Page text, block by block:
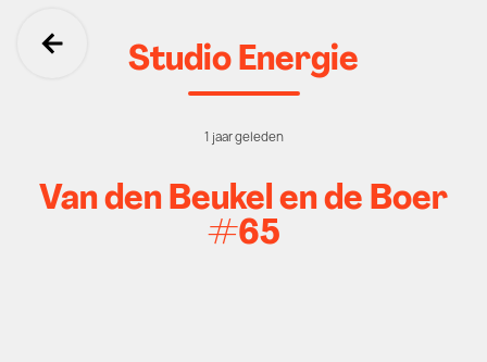
Ga terugStudio Energie
1 jaar geleden
Van den Beukel en de Boer
#65